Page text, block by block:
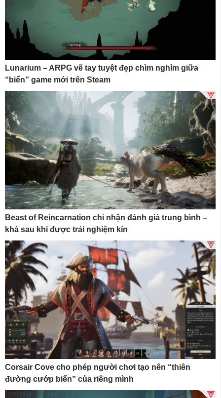
Lunarium – ARPG vẽ tay tuyệt đẹp chìm nghỉm giữa
“biển” game mới trên Steam
Beast of Reincarnation chỉ nhận đánh giá trung bình –
khá sau khi được trải nghiệm kín
Corsair Cove cho phép người chơi tạo nên “thiên
đường cướp biển” của riêng mình